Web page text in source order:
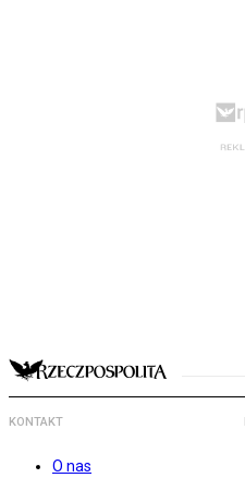
KONTAKT
O nas